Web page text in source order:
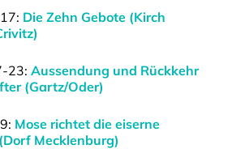
Die Zehn Gebote (Kirch
23: Aussendung und Rückkehr
(Gartz/Oder)
Mose richtet die eiserne
Mecklenburg)